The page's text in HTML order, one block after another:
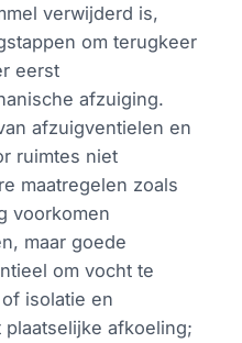
verwijderd is,
om terugkeer
eerst
afzuiging.
afzuigventielen en
ruimtes niet
maatregelen zoals
voorkomen
maar goede
om vocht te
isolatie en
afkoeling;